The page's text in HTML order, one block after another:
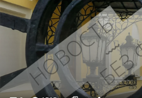
Благоустройство
Криминал
Культура
Недвижимость и ЖКХ
Образование
Общество
Погода